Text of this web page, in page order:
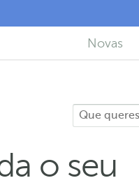
Novas
o seu